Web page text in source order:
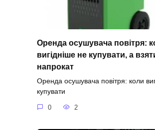
Оренда осушувача повітря:
вигідніше не купувати, а
напрокат
Оренда осушувача повітря: коли
купувати
0 2